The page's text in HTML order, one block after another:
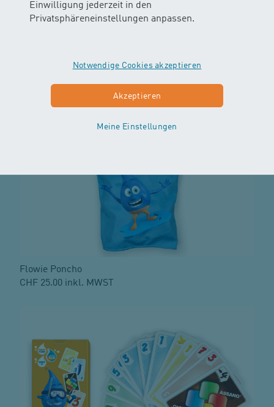
Einwilligung jederzeit in den
Privatsphäreneinstellungen anpassen.
Notwendige Cookies akzeptieren
Akzeptieren
Meine Einstellungen
Mammut Rucksack
Flowie Poncho
CHF 25.00 inkl. MWST